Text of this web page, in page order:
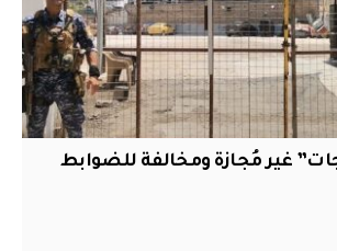
“كَراجات” غير مُجازة ومخالفة للضوابط